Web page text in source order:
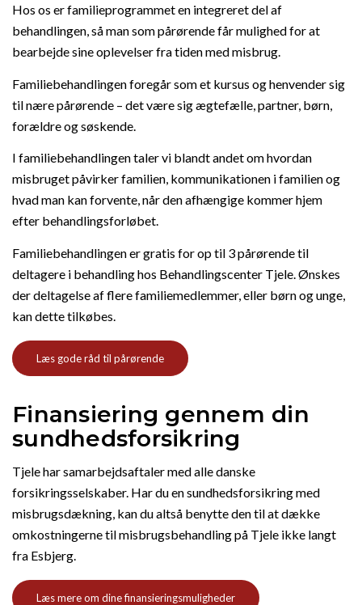
Hos os er familieprogrammet en integreret del af
behandlingen, så man som pårørende får mulighed for at
bearbejde sine oplevelser fra tiden med misbrug.
Familiebehandlingen foregår som et kursus og henvender sig
til nære pårørende – det være sig ægtefælle, partner, børn,
forældre og søskende.
I familiebehandlingen taler vi blandt andet om hvordan
misbruget påvirker familien, kommunikationen i familien og
hvad man kan forvente, når den afhængige kommer hjem
efter behandlingsforløbet.
Familiebehandlingen er gratis for op til 3 pårørende til
deltagere i behandling hos Behandlingscenter Tjele. Ønskes
der deltagelse af flere familiemedlemmer, eller børn og unge,
kan dette tilkøbes.
Læs gode råd til pårørende
Finansiering gennem din
sundhedsforsikring
Tjele har samarbejdsaftaler med alle danske
forsikringsselskaber. Har du en sundhedsforsikring med
misbrugsdækning, kan du altså benytte den til at dække
omkostningerne til misbrugsbehandling på Tjele ikke langt
fra Esbjerg.
Læs mere om dine finansieringsmuligheder